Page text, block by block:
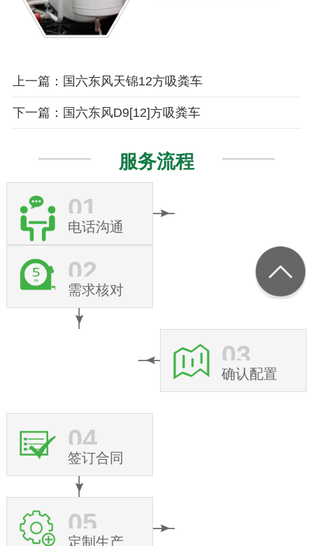
上一篇：国六东风天锦12方吸粪车
下一篇：国六东风D9[12]方吸粪车
服务流程
01
电话沟通
02
需求核对
03
确认配置
04
签订合同
05
定制生产